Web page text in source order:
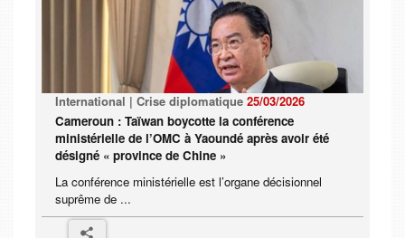
International | Crise diplomatique 25/03/2026
Cameroun : Taïwan boycotte la conférence
ministérielle de l’OMC à Yaoundé après avoir été
désigné « province de Chine »
La conférence ministérielle est l’organe décisionnel
suprême de ...